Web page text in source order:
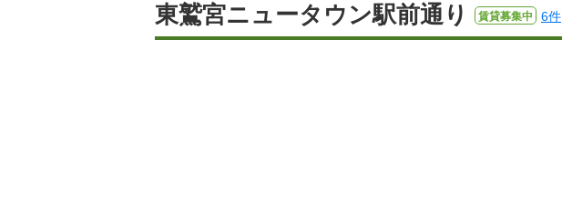
東鷲宮ニュータウン駅前通り 賃貸募集中 6件